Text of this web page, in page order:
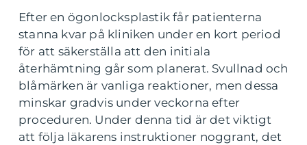
Efter en ögonlocksplastik får patienterna
stanna kvar på kliniken under en kort period
för att säkerställa att den initiala
återhämtning går som planerat. Svullnad och
blåmärken är vanliga reaktioner, men dessa
minskar gradvis under veckorna efter
proceduren. Under denna tid är det viktigt
att följa läkarens instruktioner noggrant, det